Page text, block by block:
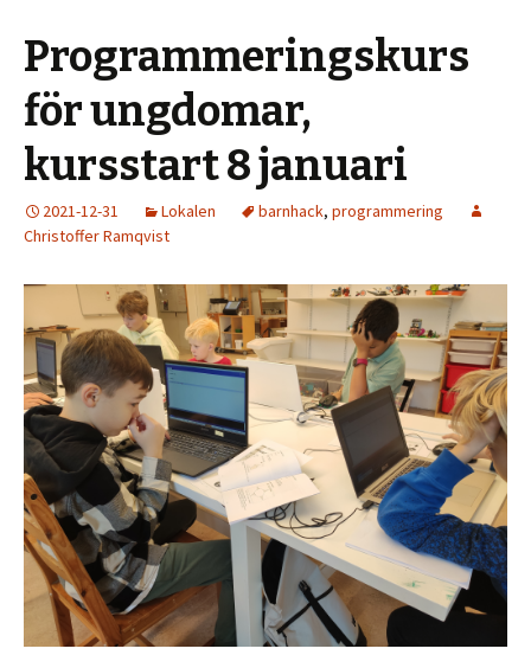
Programmeringskurs
för ungdomar,
kursstart 8 januari
2021-12-31 Lokalen barnhack, programmering
Christoffer Ramqvist